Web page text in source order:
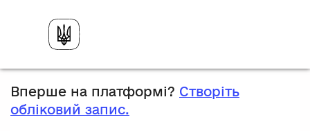
Вперше на платформі? Створіть
обліковий запис.